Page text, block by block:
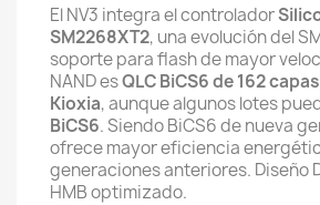
El NV3 integra el controlador
SM2268XT2, una evolución del
soporte para flash de mayor
NAND esQLC BiCS6 de 162
Kioxia, aunque algunos lotes
BiCS6. Siendo BiCS6 de nueva
ofrece mayor eficiencia
generaciones anteriores. Diseño
HMB optimizado.